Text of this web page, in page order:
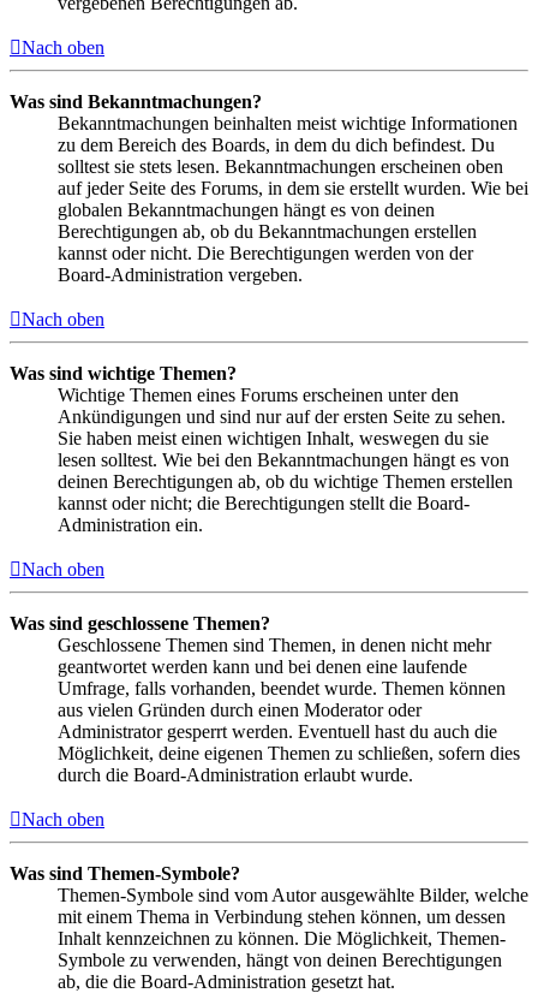
Nach oben
Was sind Bekanntmachungen?
Bekanntmachungen beinhalten meist wichtige Informationen
zu dem Bereich des Boards, in dem du dich befindest. Du
solltest sie stets lesen. Bekanntmachungen erscheinen oben
auf jeder Seite des Forums, in dem sie erstellt wurden. Wie bei
globalen Bekanntmachungen hängt es von deinen
Berechtigungen ab, ob du Bekanntmachungen erstellen
kannst oder nicht. Die Berechtigungen werden von der
Board-Administration vergeben.
Nach oben
Was sind wichtige Themen?
Wichtige Themen eines Forums erscheinen unter den
Ankündigungen und sind nur auf der ersten Seite zu sehen.
Sie haben meist einen wichtigen Inhalt, weswegen du sie
lesen solltest. Wie bei den Bekanntmachungen hängt es von
deinen Berechtigungen ab, ob du wichtige Themen erstellen
kannst oder nicht; die Berechtigungen stellt die Board-
Administration ein.
Nach oben
Was sind geschlossene Themen?
Geschlossene Themen sind Themen, in denen nicht mehr
geantwortet werden kann und bei denen eine laufende
Umfrage, falls vorhanden, beendet wurde. Themen können
aus vielen Gründen durch einen Moderator oder
Administrator gesperrt werden. Eventuell hast du auch die
Möglichkeit, deine eigenen Themen zu schließen, sofern dies
durch die Board-Administration erlaubt wurde.
Nach oben
Was sind Themen-Symbole?
Themen-Symbole sind vom Autor ausgewählte Bilder, welche
mit einem Thema in Verbindung stehen können, um dessen
Inhalt kennzeichnen zu können. Die Möglichkeit, Themen-
Symbole zu verwenden, hängt von deinen Berechtigungen
ab, die die Board-Administration gesetzt hat.